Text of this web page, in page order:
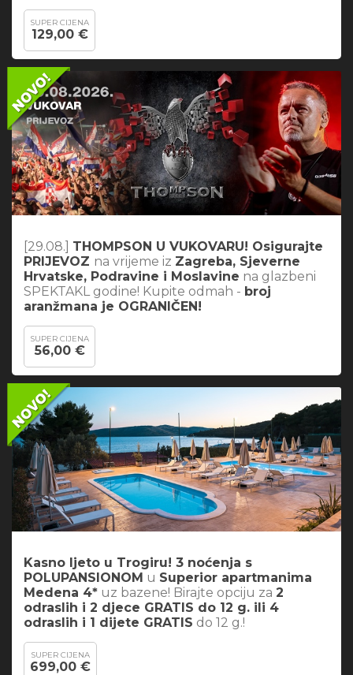
SUPER CIJENA
129,00 €
[29.08.] THOMPSON U VUKOVARU! Osigurajte
PRIJEVOZ na vrijeme iz Zagreba, Sjeverne
Hrvatske, Podravine i Moslavine na glazbeni
SPEKTAKL godine! Kupite odmah - broj
aranžmana je OGRANIČEN!
SUPER CIJENA
56,00 €
Kasno ljeto u Trogiru! 3 noćenja s
POLUPANSIONOM u Superior apartmanima
Medena 4* uz bazene! Birajte opciju za 2
odraslih i 2 djece GRATIS do 12 g. ili 4
odraslih i 1 dijete GRATIS do 12 g.!
SUPER CIJENA
699,00 €